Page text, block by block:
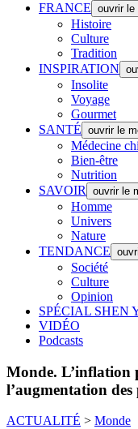
FRANCE ouvrir le
Histoire
Culture
Tradition
INSPIRATION
Insolite
Voyage
Gourmet
SANTÉ ouvrir le
Médecine
Bien-être
Nutrition
SAVOIR
ouvrir le
Homme
Univers
Nature
TENDANCE
Société
Culture
Opinion
SPÉCIAL SHEN
VIDÉO
Podcasts
Monde. L’inflation
l’augmentation
ACTUALITÉ > Monde